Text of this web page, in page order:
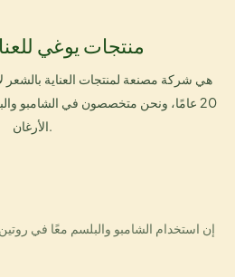
منتجات يوغي
20 عامًا، ونحن متخصصون في الشامبو والبلسم.
إن استخدام الشامبو والبلسم معًا في